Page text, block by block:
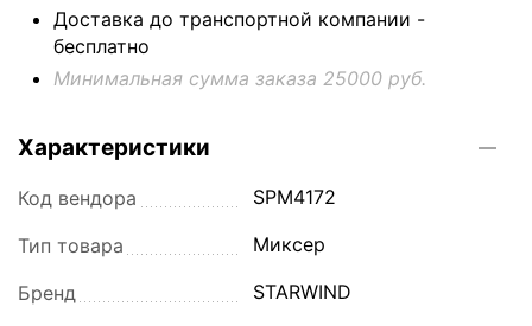
Доставка до транспортной компании -
бесплатно
Минимальная сумма заказа 25000 руб.
Характеристики
Код вендора SPM4172
Тип товара Миксер
Бренд STARWIND